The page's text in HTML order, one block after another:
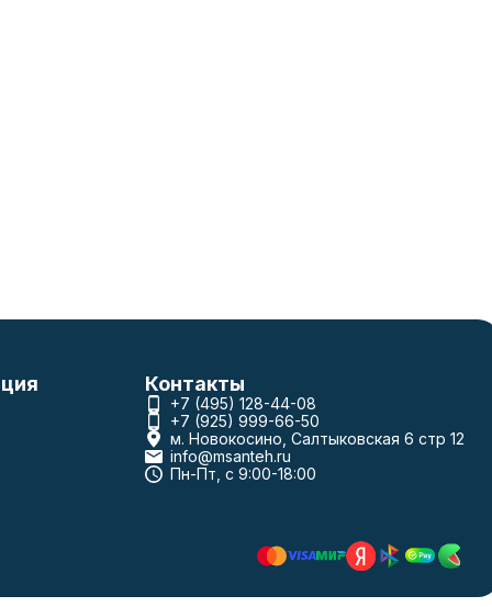
Контакты
+7 (495) 128-44-08
+7 (925) 999-66-50
м. Новокосино, Салтыковская 6 стр 12
info@msanteh.ru
Пн-Пт, с 9:00-18:00